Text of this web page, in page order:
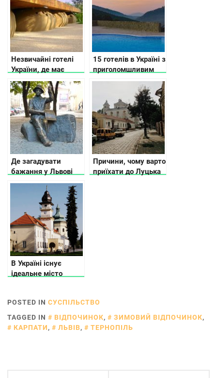
Незвичайні готелі
України, де має
побувати кожен
15 готелів в Україні з
приголомшливим
краєвидом з вікна
Де загадувати
бажання у Львові
Причини, чому варто
приїхати до Луцька
В Україні існує
ідеальне місто
POSTED IN СУСПІЛЬСТВО
TAGGED IN
ВІДПОЧИНОК, ЗИМОВИЙ ВІДПОЧИНОК,
КАРПАТИ, ЛЬВІВ, ТЕРНОПІЛЬ